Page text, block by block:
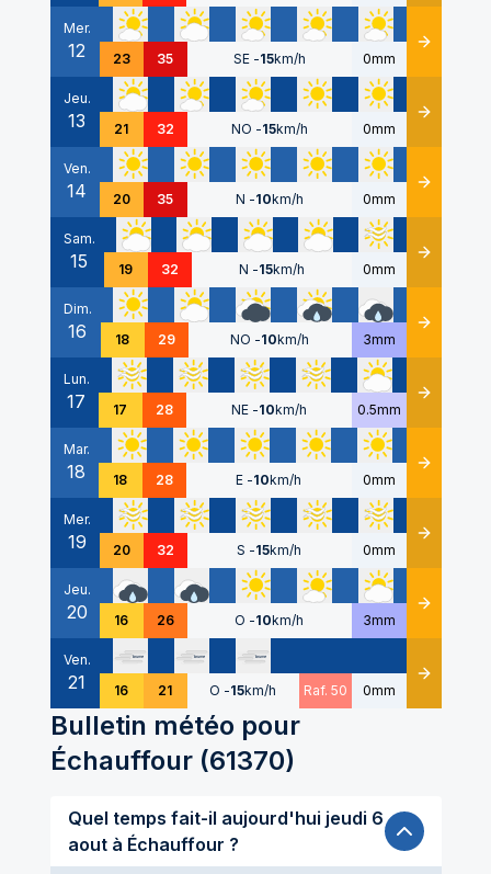
Mer.
12 23 35 SE -15km/h 0mm Détails
Jeu.
13 21 32 NO -15km/h 0mm Détails
Ven.
14 20 35 N -10km/h 0mm Détails
Sam.
15 19 32 N -15km/h 0mm Détails
Dim.
16 18 29 NO -10km/h 3mm Détails
Lun.
17 17 28 NE -10km/h 0.5mm Détails
Mar.
18 18 28 E -10km/h 0mm Détails
Mer.
19 20 32 S -15km/h 0mm Détails
Jeu.
20 16 26 O -10km/h 3mm Détails
Ven.
21 16 21 O -15km/h Raf. 50 0mm Détails
Bulletin météo pour
Échauffour(61370)
Quel temps fait-il aujourd'hui jeudi 6
aout à Échauffour ?